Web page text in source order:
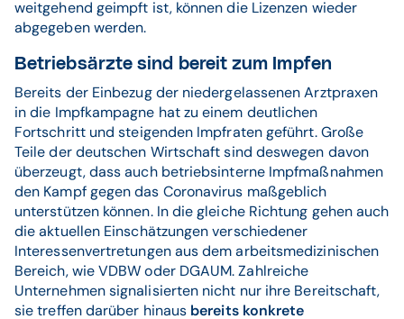
weitgehend geimpft ist, können die Lizenzen wieder
abgegeben werden.
Betriebsärzte sind bereit zum Impfen
Bereits der Einbezug der niedergelassenen Arztpraxen
in die Impfkampagne hat zu einem deutlichen
Fortschritt und steigenden Impfraten geführt. Große
Teile der deutschen Wirtschaft sind deswegen davon
überzeugt, dass auch betriebsinterne Impfmaßnahmen
den Kampf gegen das Coronavirus maßgeblich
unterstützen können. In die gleiche Richtung gehen auch
die aktuellen Einschätzungen verschiedener
Interessenvertretungen aus dem arbeitsmedizinischen
Bereich, wie VDBW oder DGAUM. Zahlreiche
Unternehmen signalisierten nicht nur ihre Bereitschaft,
sie treffen darüber hinaus bereits konkrete